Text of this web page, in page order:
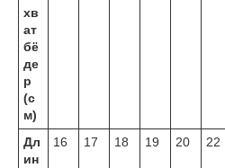
хв
ат
бё
де
р
(с
м)
Дл
ин
16 17 18 19 20 22